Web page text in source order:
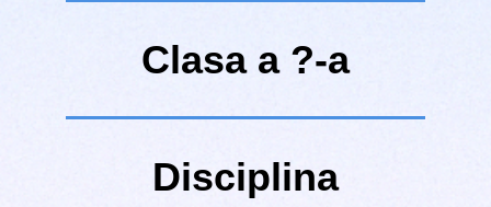
Clasa a ?-a
Disciplina